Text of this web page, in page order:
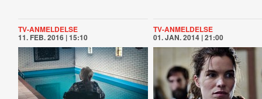
TV-ANMELDELSE
11. FEB. 2016 | 15:10
TV-ANMELDELSE
01. JAN. 2014 | 21:00